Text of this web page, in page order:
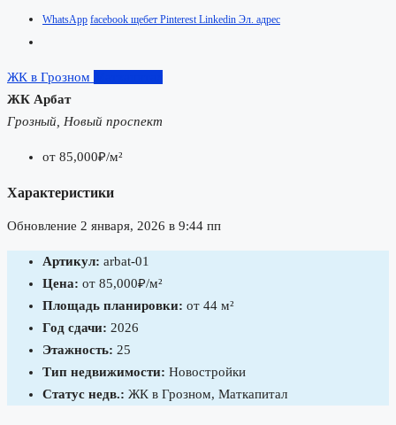
WhatsApp facebook щебет Pinterest Linkedin Эл. адрес
ЖК в Грозном
ЖК Арбат
Грозный, Новый проспект
от 85,000₽/м²
Характеристики
Обновление 2 января, 2026 в 9:44 пп
Артикул: arbat-01
Цена: от 85,000₽/м²
Площадь планировки: от 44 м²
Год сдачи: 2026
Этажность: 25
Тип недвижимости: Новостройки
Статус недв.: ЖК в Грозном, Маткапитал